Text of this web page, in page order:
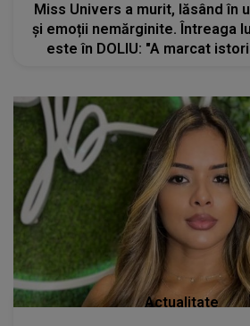
Miss Univers a murit, lăsând în
și emoții nemărginite. Întreaga
este în DOLIU: "A marcat
Actualitate